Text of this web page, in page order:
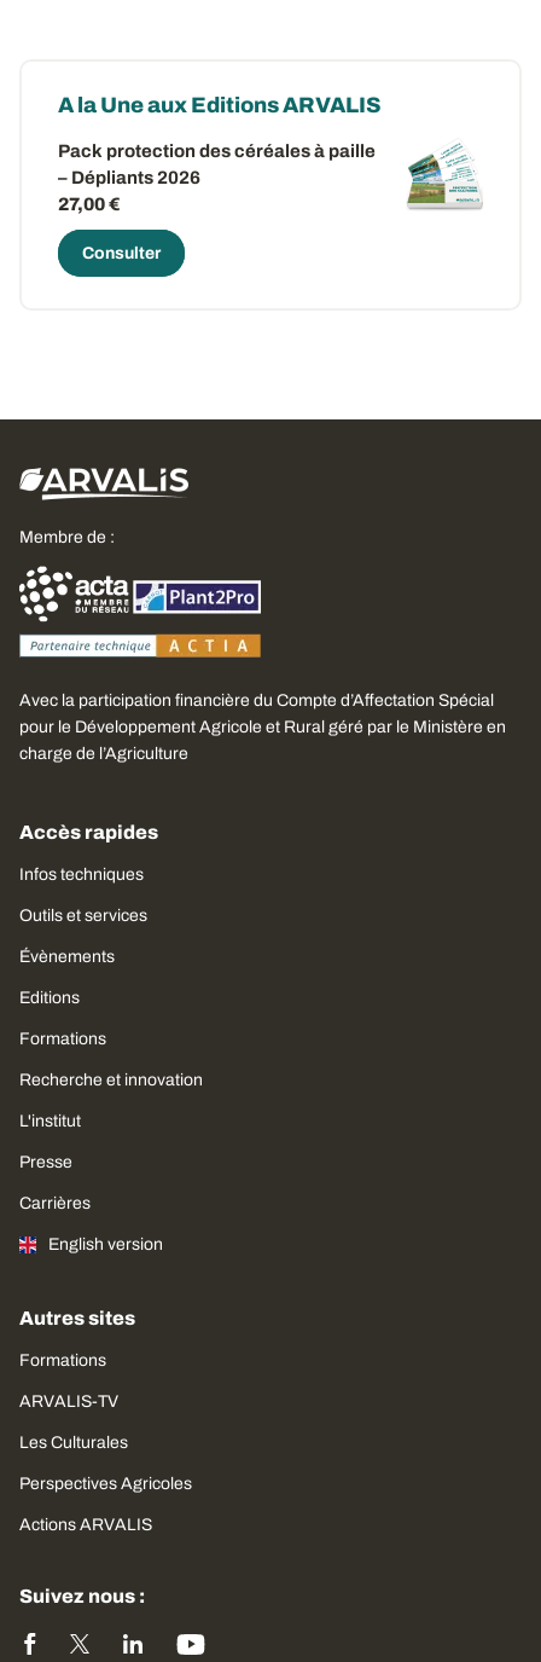
A la Une aux Editions ARVALIS
Pack protection des céréales à paille
– Dépliants 2026
27,00 €
Consulter
Membre de :
Avec la participation financière du Compte d’Affectation Spécial
pour le Développement Agricole et Rural géré par le Ministère en
charge de l’Agriculture
Accès rapides
Infos techniques
Outils et services
Évènements
Editions
Formations
Recherche et innovation
L'institut
Presse
Carrières
English version
Autres sites
Formations
ARVALIS-TV
Les Culturales
Perspectives Agricoles
Actions ARVALIS
Suivez nous :